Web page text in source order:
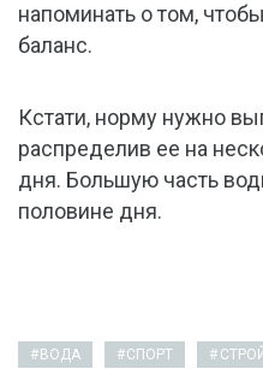
напоминать о том,
баланс.
Кстати, норму нужно
распределив ее на
дня. Большую часть
половине дня.
ВОДА СПОРТ